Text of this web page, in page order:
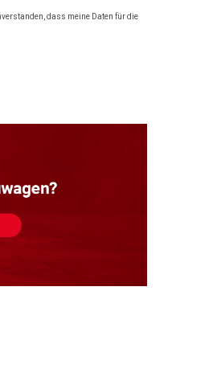
dass meine Daten für die